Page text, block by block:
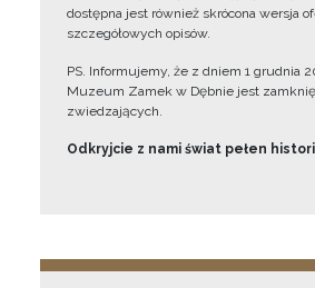
dostępna jest również skrócona wersja
szczegółowych opisów.
PS. Informujemy, że z dniem 1 grudnia
Muzeum Zamek w Dębnie jest
zwiedzających.
Odkryjcie z nami świat pełen